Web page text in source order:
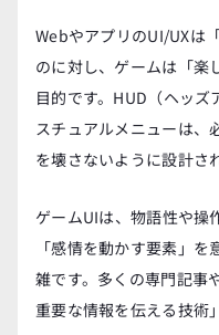
WebやアプリのUI/UXは
のに対し、ゲームは「楽
目的です。HUD（ヘッズ
スチュアルメニューは、
を壊さないように設計さ
ゲームUIは、物語性や操
「感情を動かす要素」
雑です。多くの専門記事
重要な情報を伝える技術